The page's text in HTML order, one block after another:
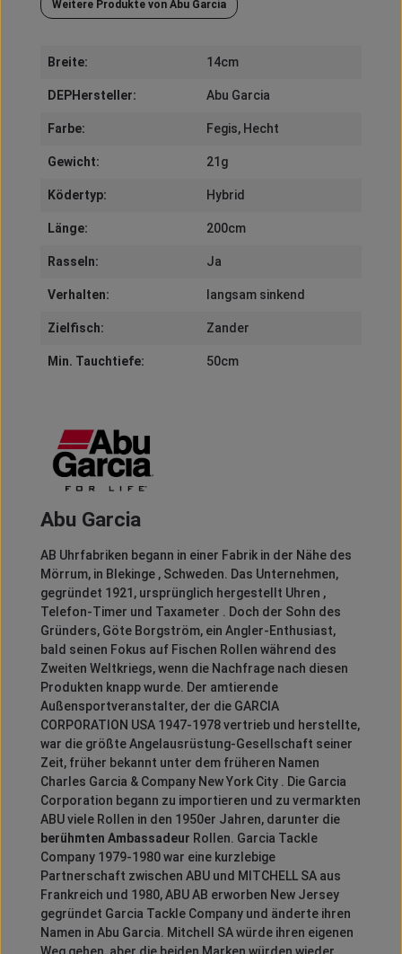
Weitere Produkte von Abu Garcia
Breite: 14cm
DEPHersteller: Abu Garcia
Farbe: Fegis, Hecht
Gewicht: 21g
Ködertyp: Hybrid
Länge: 200cm
Rasseln: Ja
Verhalten: langsam sinkend
Zielfisch: Zander
Min. Tauchtiefe: 50cm
Abu Garcia
AB Uhrfabriken begann in einer Fabrik in der Nähe des
Mörrum, in Blekinge , Schweden. Das Unternehmen,
gegründet 1921, ursprünglich hergestellt Uhren ,
Telefon-Timer und Taxameter . Doch der Sohn des
Gründers, Göte Borgström, ein Angler-Enthusiast,
bald seinen Fokus auf Fischen Rollen während des
Zweiten Weltkriegs, wenn die Nachfrage nach diesen
Produkten knapp wurde. Der amtierende
Außensportveranstalter, der die GARCIA
CORPORATION USA 1947-1978 vertrieb und herstellte,
war die größte Angelausrüstung-Gesellschaft seiner
Zeit, früher bekannt unter dem früheren Namen
Charles Garcia & Company New York City . Die Garcia
Corporation begann zu importieren und zu vermarkten
ABU viele Rollen in den 1950er Jahren, darunter die
berühmten Ambassadeur Rollen. Garcia Tackle
Company 1979-1980 war eine kurzlebige
Partnerschaft zwischen ABU und MITCHELL SA aus
Frankreich und 1980, ABU AB erworben New Jersey
gegründet Garcia Tackle Company und änderte ihren
Namen in Abu Garcia. Mitchell SA würde ihren eigenen